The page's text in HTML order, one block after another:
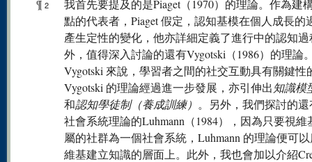
¶ 2
我首先要提及的是Piaget（1970）的理論。作為建
點的代表者，Piaget 假定，認知基模在個人成長的
產生定性的變化，他亦詳細定義了進行中的認知
外，值得深入討論的還有Vygotski（1986）的理論
Vygotski 來說，學習者之間的社交互動具有關鍵性
Vygotski 的理論經過進一步發展，亦引伸出知識模
和認知學徒制（養成訓練） 。另外，我們探討的
社會系統理論的Luhmann（1984），因為只要視維
屬的社群為一個社會系統，Luhmann 的理論便可
維基建立知識的層面上。此外，我也會加以介紹